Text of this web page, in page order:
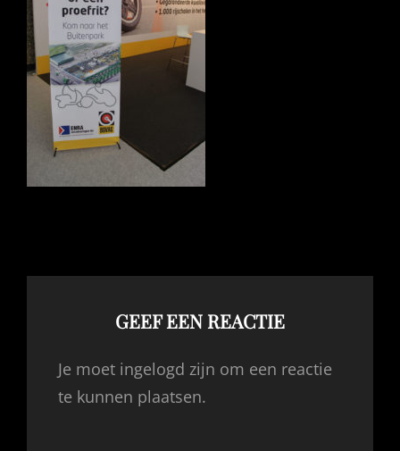
GEEF EEN REACTIE
Je moet ingelogd zijn om een reactie
te kunnen plaatsen.